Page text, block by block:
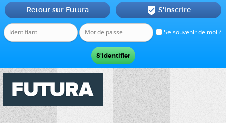
Se souvenir de moi ?
Retour sur Futura  S'inscrire